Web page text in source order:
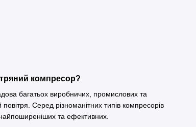
компресор?
багатьох виробничих, промислових та
Серед різноманітних типів компресорів
та ефективних.